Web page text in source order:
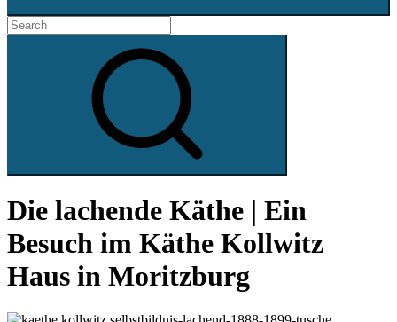
Search
for:
Die lachende Käthe | Ein
Besuch im Käthe Kollwitz
Haus in Moritzburg